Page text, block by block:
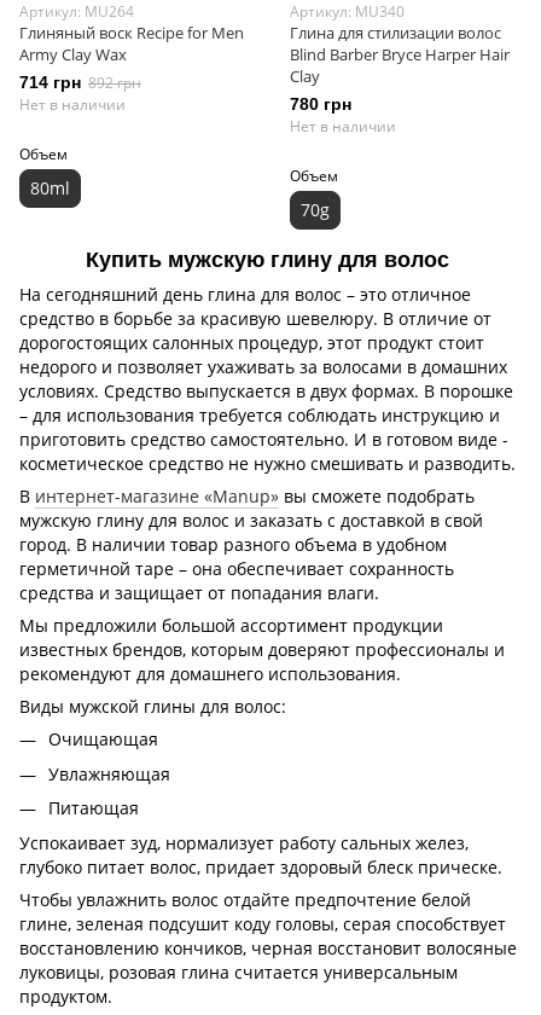
Артикул: MU264
Глиняный воск Recipe for Men
Army Clay Wax
714 грн 892 грн
Нет в наличии
Объем
80ml
Артикул: MU340
Глина для стилизации волос
Blind Barber Bryce Harper Hair
Clay
780 грн
Нет в наличии
Объем
70g
Купить мужскую глину для волос
На сегодняшний день глина для волос – это отличное
средство в борьбе за красивую шевелюру. В отличие от
дорогостоящих салонных процедур, этот продукт стоит
недорого и позволяет ухаживать за волосами в домашних
условиях. Средство выпускается в двух формах. В порошке
– для использования требуется соблюдать инструкцию и
приготовить средство самостоятельно. И в готовом виде -
косметическое средство не нужно смешивать и разводить.
В интернет-магазине «Manup» вы сможете подобрать
мужскую глину для волос и заказать с доставкой в свой
город. В наличии товар разного объема в удобном
герметичной таре – она обеспечивает сохранность
средства и защищает от попадания влаги.
Мы предложили большой ассортимент продукции
известных брендов, которым доверяют профессионалы и
рекомендуют для домашнего использования.
Виды мужской глины для волос:
Очищающая
Увлажняющая
Питающая
Успокаивает зуд, нормализует работу сальных желез,
глубоко питает волос, придает здоровый блеск прическе.
Чтобы увлажнить волос отдайте предпочтение белой
глине, зеленая подсушит коду головы, серая способствует
восстановлению кончиков, черная восстановит волосяные
луковицы, розовая глина считается универсальным
продуктом.